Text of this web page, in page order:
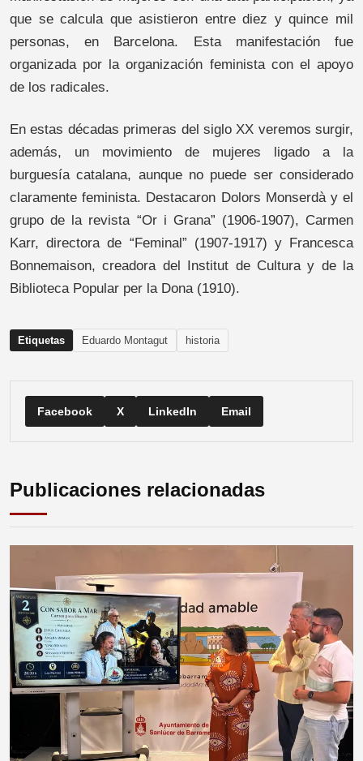
que se calcula que asistieron entre diez y quince mil
personas, en Barcelona. Esta manifestación fue
organizada por la organización feminista con el apoyo
de los radicales.
En estas décadas primeras del siglo XX veremos surgir,
además, un movimiento de mujeres ligado a la
burguesía catalana, aunque no puede ser considerado
claramente feminista. Destacaron Dolors Monserdà y el
grupo de la revista “Or i Grana” (1906-1907), Carmen
Karr, directora de “Feminal” (1907-1917) y Francesca
Bonnemaison, creadora del Institut de Cultura y de la
Biblioteca Popular per la Dona (1910).
Etiquetas Eduardo Montagut historia
Facebook X LinkedIn Email
Publicaciones relacionadas